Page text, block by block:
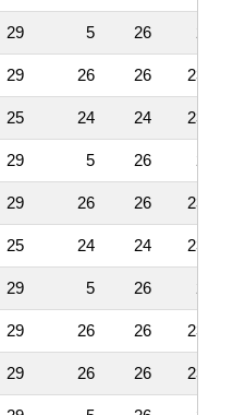
29 5 26
29 26 26 23
25 24 24 23
29 5 26
29 26 26 23
25 24 24 23
29 5 26
29 26 26 23
29 26 26 23